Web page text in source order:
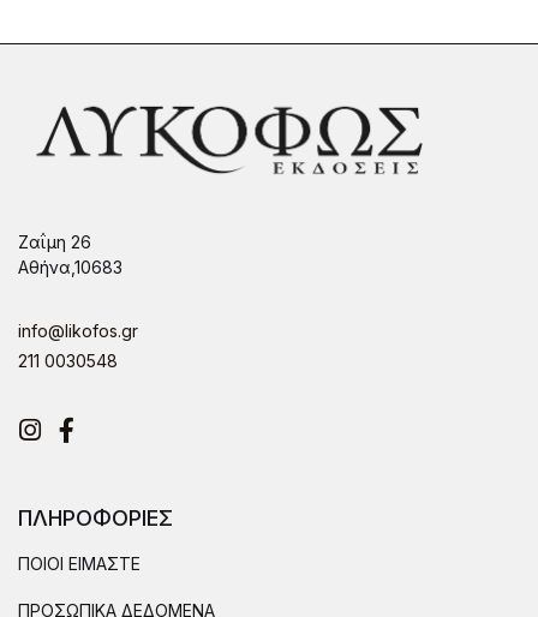
Ζαΐμη 26
Αθήνα,10683
info@likofos.gr
211 0030548
Instagram
Facebook
ΠΛΗΡΟΦΟΡΙΕΣ
ΠΟΙΟΙ ΕΙΜΑΣΤΕ
ΠΡΟΣΩΠΙΚΑ ΔΕΔΟΜΕΝΑ